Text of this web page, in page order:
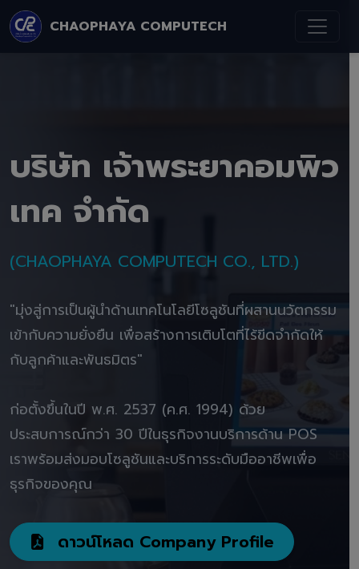
CHAOPHAYA COMPUTECH
บริษัท เจ้าพระยาคอมพิว
เทค จำกัด
(CHAOPHAYA COMPUTECH CO., LTD.)
"มุ่งสู่การเป็นผู้นำด้านเทคโนโลยีโซลูชันที่ผสานนวัตกรรม
เข้ากับความยั่งยืน เพื่อสร้างการเติบโตที่ไร้ขีดจำกัดให้
กับลูกค้าและพันธมิตร"
ก่อตั้งขึ้นในปี พ.ศ. 2537 (ค.ศ. 1994) ด้วย
ประสบการณ์กว่า 30 ปีในธุรกิจงานบริการด้าน POS
เราพร้อมส่งมอบโซลูชันและบริการระดับมืออาชีพเพื่อ
ธุรกิจของคุณ
ดาวน์โหลด Company Profile